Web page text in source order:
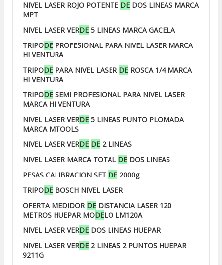
NIVEL LASER ROJO POTENTE DE DOS LINEAS MARCA
MPT
NIVEL LASER VERDE 5 LINEAS MARCA GACELA
TRIPODE PROFESIONAL PARA NIVEL LASER MARCA
HI VENTURA
TRIPODE PARA NIVEL LASER DE ROSCA 1/4 MARCA
HI VENTURA
TRIPODE SEMI PROFESIONAL PARA NIVEL LASER
MARCA HI VENTURA
NIVEL LASER VERDE 5 LINEAS PUNTO PLOMADA
MARCA MTOOLS
NIVEL LASER VERDE DE 2 LINEAS
NIVEL LASER MARCA TOTAL DE DOS LINEAS
PESAS CALIBRACION SET DE 2000g
TRIPODE BOSCH NIVEL LASER
OFERTA MEDIDOR DE DISTANCIA LASER 120
METROS HUEPAR MODELO LM120A
NIVEL LASER VERDE DOS LINEAS HUEPAR
NIVEL LASER VERDE 2 LINEAS 2 PUNTOS HUEPAR
9211G